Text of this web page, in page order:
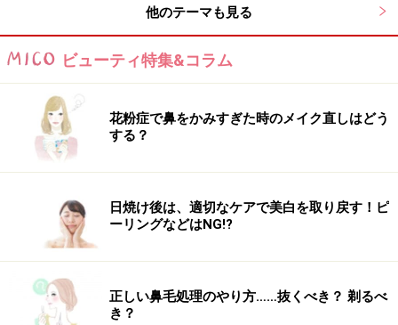
他のテーマも見る
ビューティ特集&コラム
花粉症で鼻をかみすぎた時のメイク直しはどう
する？
日焼け後は、適切なケアで美白を取り戻す！ピ
ーリングなどはNG!?
正しい鼻毛処理のやり方……抜くべき？ 剃るべ
き？